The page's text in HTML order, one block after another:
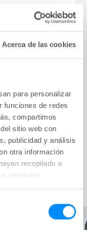
Acerca de las cookies
para personalizar
funciones de redes
compartimos
sitio web con
publicidad y análisis
otra información
recopilado a
servicios.
diferentes
sobre la vejiga.
cómo el
a gestionar tu
cómoda y